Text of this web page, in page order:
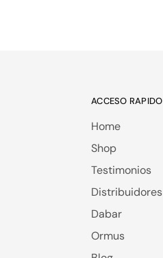
ACCESO RAPIDO
Home
Shop
Testimonios
Distribuidores
Dabar
Ormus